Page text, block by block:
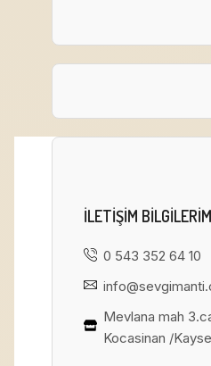
ILETIŞIM BILGILERIM
0 543 352 64 10
Mevlana mah
Kocasinan /